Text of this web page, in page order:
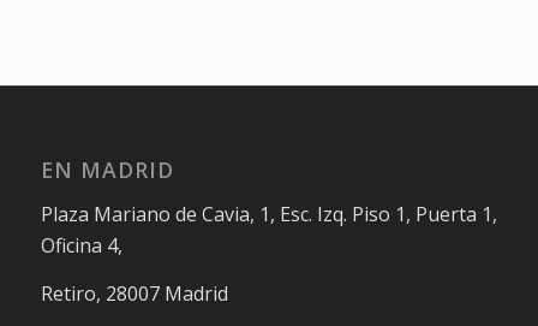
EN MADRID
Plaza Mariano de Cavia, 1, Esc. Izq. Piso 1, Puerta 1,
Oficina 4,
Retiro, 28007 Madrid